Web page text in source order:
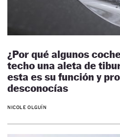
¿Por qué algunos
techo una aleta de
esta es su función y
desconocías
NICOLE OLGUÍN